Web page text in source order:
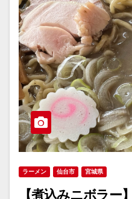
ラーメン 仙台市 宮城県
【煮込みニボラー